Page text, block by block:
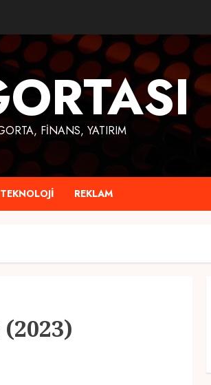
FINANS, YATIRIM
TEKNOLOJI REKLAM